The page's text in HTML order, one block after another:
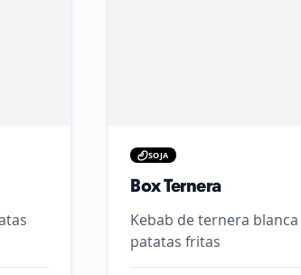
SOJA
Box Ternera
Kebab de ternera
patatas fritas